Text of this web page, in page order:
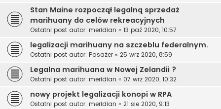
Stan Maine rozpoczął legalną sprzedaż
marihuany do celów rekreacyjnych
Ostatni post autor: meridian « 13 paź 2020, 10:57
legalizacji marihuany na szczeblu federalnym.
Ostatni post autor: Pasażer « 25 wrz 2020, 8:59
Legalna marihuana w Nowej Zelandii ?
Ostatni post autor: meridian « 07 wrz 2020, 10:32
nowy projekt legalizacji konopi w RPA
Ostatni post autor: meridian « 21 sie 2020, 9:13